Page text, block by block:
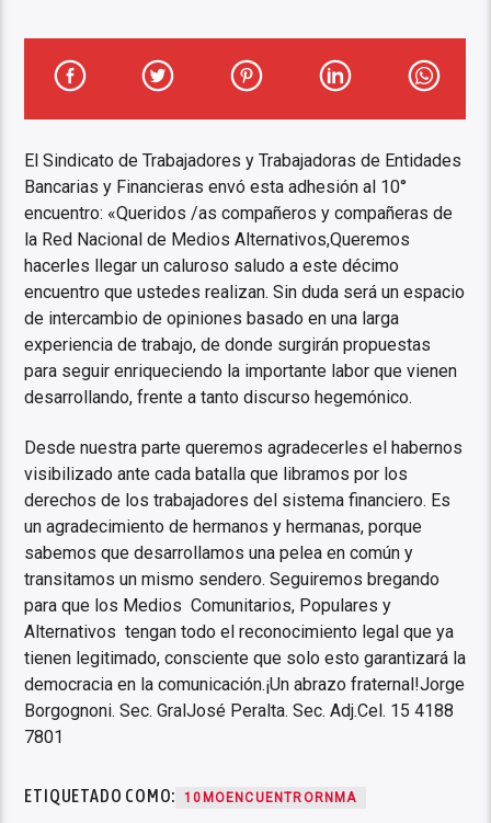
El Sindicato de Trabajadores y Trabajadoras de Entidades
Bancarias y Financieras envó esta adhesión al 10°
encuentro: «Queridos /as compañeros y compañeras de
la Red Nacional de Medios Alternativos,Queremos
hacerles llegar un caluroso saludo a este décimo
encuentro que ustedes realizan. Sin duda será un espacio
de intercambio de opiniones basado en una larga
experiencia de trabajo, de donde surgirán propuestas
para seguir enriqueciendo la importante labor que vienen
desarrollando, frente a tanto discurso hegemónico.
Desde nuestra parte queremos agradecerles el habernos
visibilizado ante cada batalla que libramos por los
derechos de los trabajadores del sistema financiero. Es
un agradecimiento de hermanos y hermanas, porque
sabemos que desarrollamos una pelea en común y
transitamos un mismo sendero. Seguiremos bregando
para que los Medios Comunitarios, Populares y
Alternativos tengan todo el reconocimiento legal que ya
tienen legitimado, consciente que solo esto garantizará la
democracia en la comunicación.¡Un abrazo fraternal!Jorge
Borgognoni. Sec. GralJosé Peralta. Sec. Adj.Cel. 15 4188
7801
ETIQUETADO COMO: 10MOENCUENTRORNMA